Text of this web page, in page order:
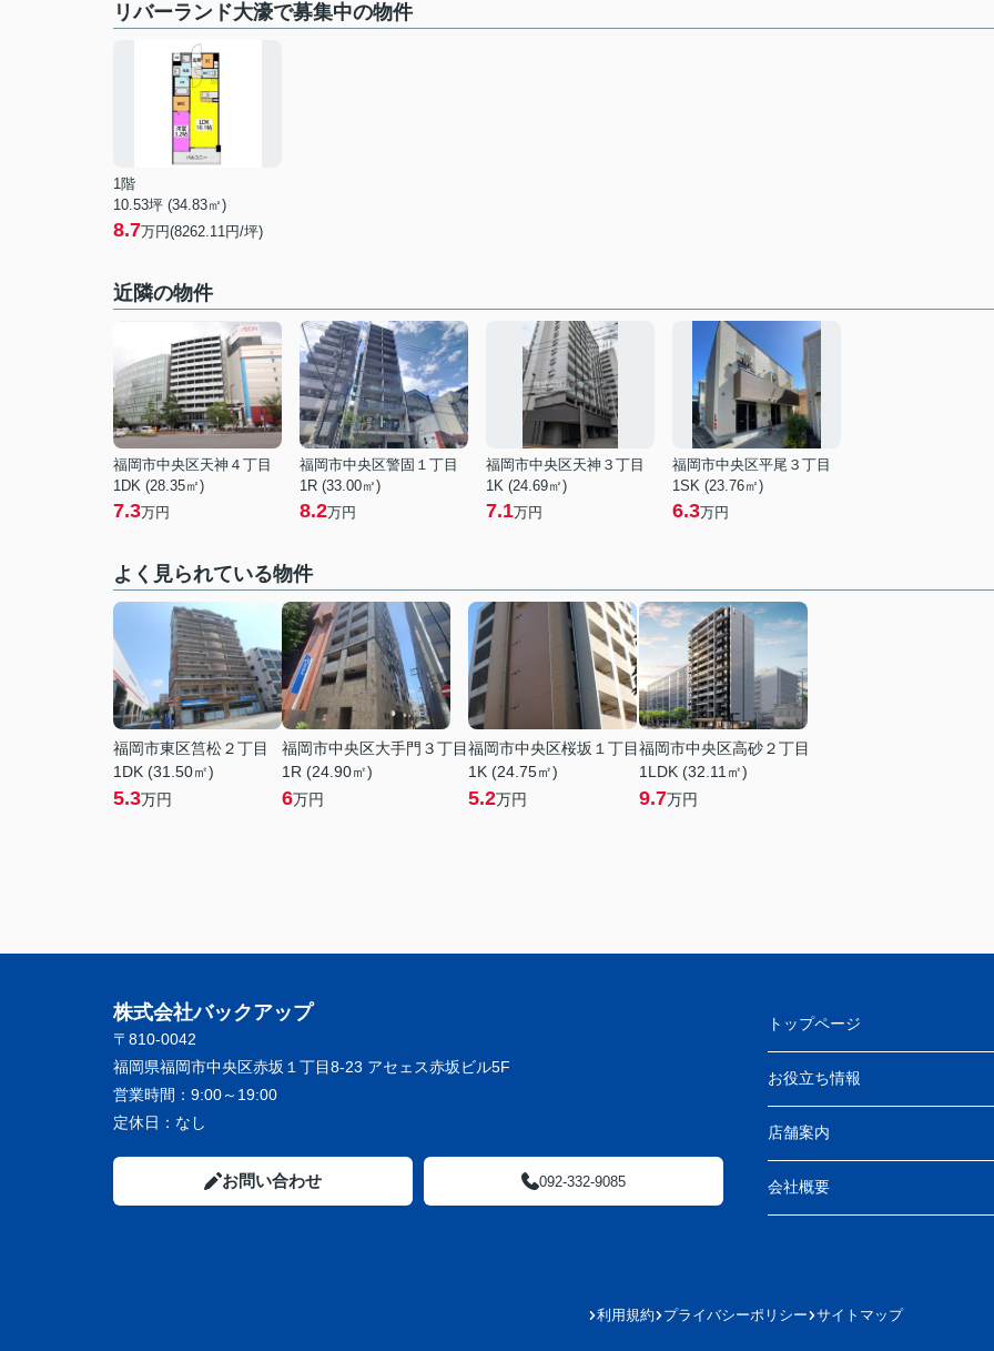
リバーランド大濠で募集中の物件
1階
10.53坪 (34.83㎡)
8.7万円(8262.11円/坪)
近隣の物件
福岡市中央区天神４丁目
1DK (28.35㎡)
7.3万円
福岡市中央区警固１丁目
1R (33.00㎡)
8.2万円
福岡市中央区天神３丁目
1K (24.69㎡)
7.1万円
福岡市中央区平尾３丁目
1SK (23.76㎡)
6.3万円
よく見られている物件
福岡市東区筥松２丁目
1DK (31.50㎡)
5.3万円
福岡市中央区大手門３丁目
1R (24.90㎡)
6万円
福岡市中央区桜坂１丁目
1K (24.75㎡)
5.2万円
福岡市中央区高砂２丁目
1LDK (32.11㎡)
9.7万円
株式会社バックアップ
〒810-0042
福岡県福岡市中央区赤坂１丁目8-23 アセェス赤坂ビル5F
営業時間： 9:00～19:00
定休日： なし
お問い合わせ 092-332-9085
トップページ
お役立ち情報
店舗案内
会社概要
利用規約 プライバシーポリシー サイトマップ